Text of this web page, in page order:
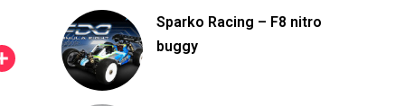
C
Sparko Racing – F8 nitro
buggy